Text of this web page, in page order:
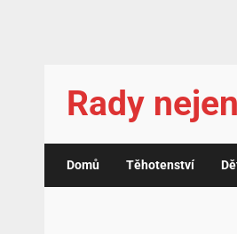
Rady
Domů Těhotenství